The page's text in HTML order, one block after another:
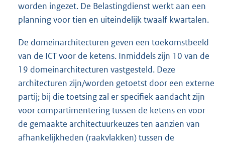
worden ingezet. De Belastingdienst werkt aan een
planning voor tien en uiteindelijk twaalf kwartalen.
De domeinarchitecturen geven een toekomstbeeld
van de ICT voor de ketens. Inmiddels zijn 10 van de
19 domeinarchitecturen vastgesteld. Deze
architecturen zijn/worden getoetst door een externe
partij; bij die toetsing zal er specifiek aandacht zijn
voor compartimentering tussen de ketens en voor
de gemaakte architectuurkeuzes ten aanzien van
afhankelijkheden (raakvlakken) tussen de